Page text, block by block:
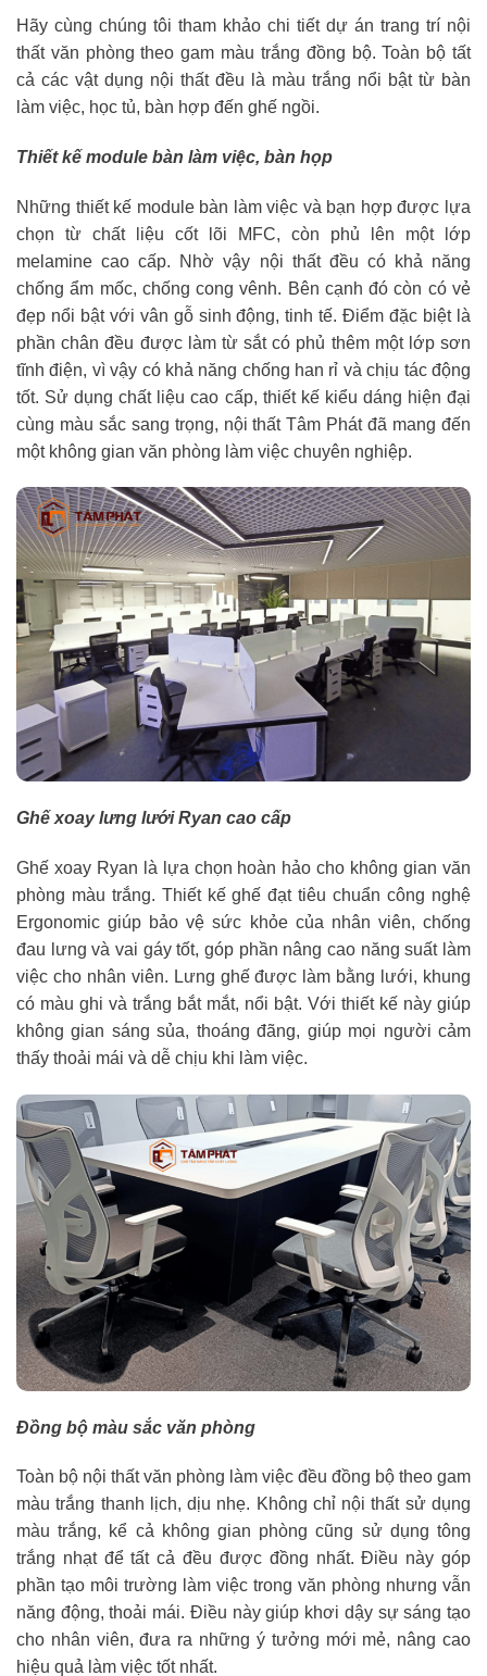
Hãy cùng chúng tôi tham khảo chi tiết dự án trang trí nội
thất văn phòng theo gam màu trắng đồng bộ. Toàn bộ tất
cả các vật dụng nội thất đều là màu trắng nổi bật từ bàn
làm việc, học tủ, bàn hợp đến ghế ngồi.
Thiết kế module bàn làm việc, bàn họp
Những thiết kế module bàn làm việc và bạn hợp được lựa
chọn từ chất liệu cốt lõi MFC, còn phủ lên một lớp
melamine cao cấp. Nhờ vậy nội thất đều có khả năng
chống ẩm mốc, chống cong vênh. Bên cạnh đó còn có vẻ
đẹp nổi bật với vân gỗ sinh động, tinh tế. Điểm đặc biệt là
phần chân đều được làm từ sắt có phủ thêm một lớp sơn
tĩnh điện, vì vậy có khả năng chống han rỉ và chịu tác động
tốt. Sử dụng chất liệu cao cấp, thiết kế kiểu dáng hiện đại
cùng màu sắc sang trọng, nội thất Tâm Phát đã mang đến
một không gian văn phòng làm việc chuyên nghiệp.
Ghế xoay lưng lưới Ryan cao cấp
Ghế xoay Ryan là lựa chọn hoàn hảo cho không gian văn
phòng màu trắng. Thiết kế ghế đạt tiêu chuẩn công nghệ
Ergonomic giúp bảo vệ sức khỏe của nhân viên, chống
đau lưng và vai gáy tốt, góp phần nâng cao năng suất làm
việc cho nhân viên. Lưng ghế được làm bằng lưới, khung
có màu ghi và trắng bắt mắt, nổi bật. Với thiết kế này giúp
không gian sáng sủa, thoáng đãng, giúp mọi người cảm
thấy thoải mái và dễ chịu khi làm việc.
Đồng bộ màu sắc văn phòng
Toàn bộ nội thất văn phòng làm việc đều đồng bộ theo gam
màu trắng thanh lịch, dịu nhẹ. Không chỉ nội thất sử dụng
màu trắng, kể cả không gian phòng cũng sử dụng tông
trắng nhạt để tất cả đều được đồng nhất. Điều này góp
phần tạo môi trường làm việc trong văn phòng nhưng vẫn
năng động, thoải mái. Điều này giúp khơi dậy sự sáng tạo
cho nhân viên, đưa ra những ý tưởng mới mẻ, nâng cao
hiệu quả làm việc tốt nhất.